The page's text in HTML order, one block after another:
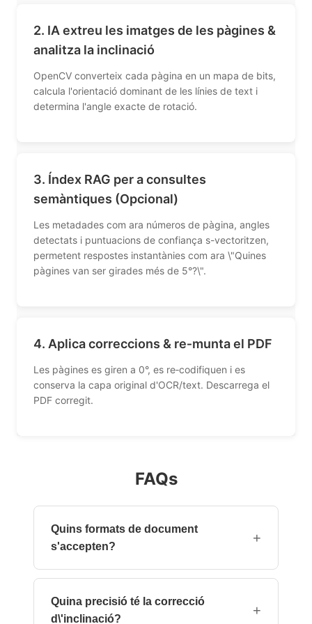
2. IA extreu les imatges de les pàgines &
analitza la inclinació
OpenCV converteix cada pàgina en un mapa de bits,
calcula l'orientació dominant de les línies de text i
determina l'angle exacte de rotació.
3. Índex RAG per a consultes
semàntiques (Opcional)
Les metadades com ara números de pàgina, angles
detectats i puntuacions de confiança s-vectoritzen,
permetent respostes instantànies com ara \"Quines
pàgines van ser girades més de 5°?\".
4. Aplica correccions & re‑munta el PDF
Les pàgines es giren a 0°, es re‑codifiquen i es
conserva la capa original d'OCR/text. Descarrega el
PDF corregit.
FAQs
Quins formats de document
s'accepten?
+
Fitxers PDF estàndard (incloent PDFs
imatges (JPEG, PNG) es poden pujar com a
Quina precisió té la correcció
d\'inclinació?
+